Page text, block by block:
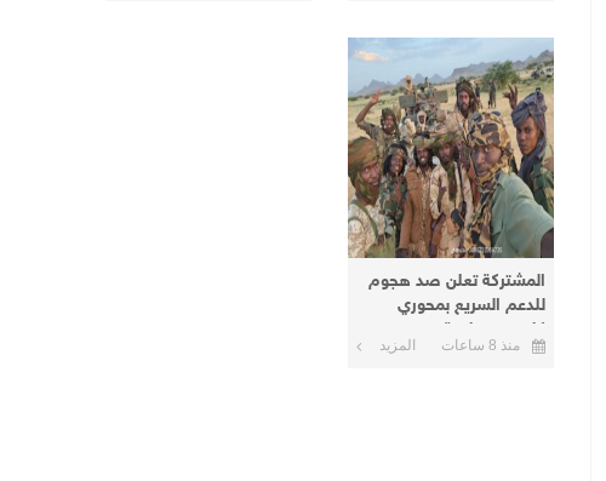
المشتركة تعلن صد هجوم
للدعم السريع بمحوري
كلبس وصليعة وتدمير
والاستيلاء على ٦٥ عربة
منذ 8 ساعات المزيد